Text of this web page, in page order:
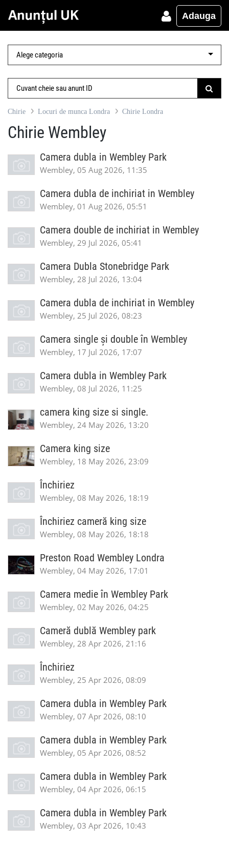
Adauga
Chirie Locuri de munca Londra Chirie Londra
Chirie Wembley
Camera dubla in Wembley Park
Wembley, 05 Aug 2026, 11:35
Camera dubla de inchiriat in Wembley
Wembley, 01 Aug 2026, 05:51
Camera double de inchiriat in Wembley
Wembley, 29 Jul 2026, 05:41
Camera Dubla Stonebridge Park
Wembley, 28 Jul 2026, 13:04
Camera dubla de inchiriat in Wembley
Wembley, 25 Jul 2026, 08:23
Camera single și double în Wembley
Wembley, 17 Jul 2026, 17:07
Camera dubla in Wembley Park
Wembley, 08 Jul 2026, 11:25
camera king size si single.
Wembley, 24 May 2026, 13:20
Camera king size
Wembley, 18 May 2026, 23:09
Închiriez
Wembley, 08 May 2026, 18:19
Închiriez cameră king size
Wembley, 08 May 2026, 18:18
Preston Road Wembley Londra
Wembley, 04 May 2026, 17:01
Camera medie în Wembley Park
Wembley, 02 May 2026, 04:25
Cameră dublă Wembley park
Wembley, 28 Apr 2026, 21:16
Închiriez
Wembley, 25 Apr 2026, 08:09
Camera dubla in Wembley Park
Wembley, 07 Apr 2026, 08:10
Camera dubla in Wembley Park
Wembley, 05 Apr 2026, 08:52
Camera dubla in Wembley Park
Wembley, 04 Apr 2026, 06:15
Camera dubla in Wembley Park
Wembley, 03 Apr 2026, 10:43